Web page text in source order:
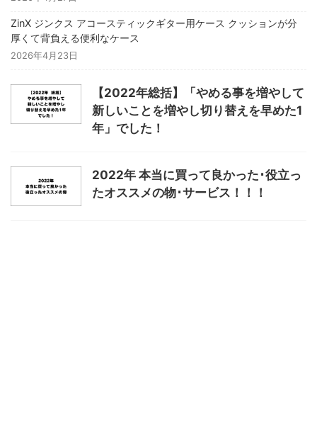
ZinX ジンクス アコースティックギター用ケース クッションが分
厚くて背負える便利なケース
2026年4月23日
【2022年総括】「やめる事を増やして
新しいことを増やし切り替えを早めた1
年」でした！
2022年 本当に買って良かった･役立っ
たオススメの物･サービス！！！